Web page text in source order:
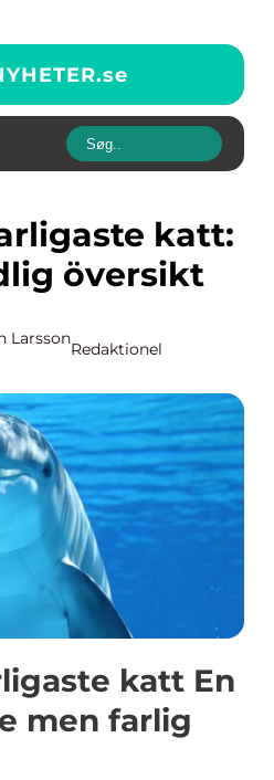
se
översikt
Larsson
Redaktionel
katt En
men farlig